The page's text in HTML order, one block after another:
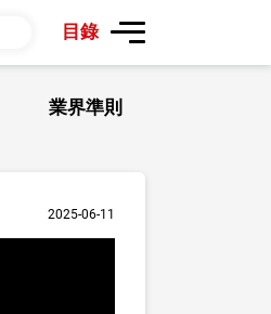
目錄
業界準則
2025-06-11